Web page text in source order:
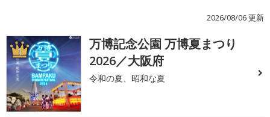
2026/08/06 更新
1
万博記念公園 万博夏まつり
2026／大阪府
令和の夏、昭和な夏